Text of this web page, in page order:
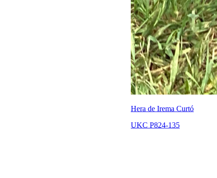
Hera de Irema Curtó
UKC P824-135